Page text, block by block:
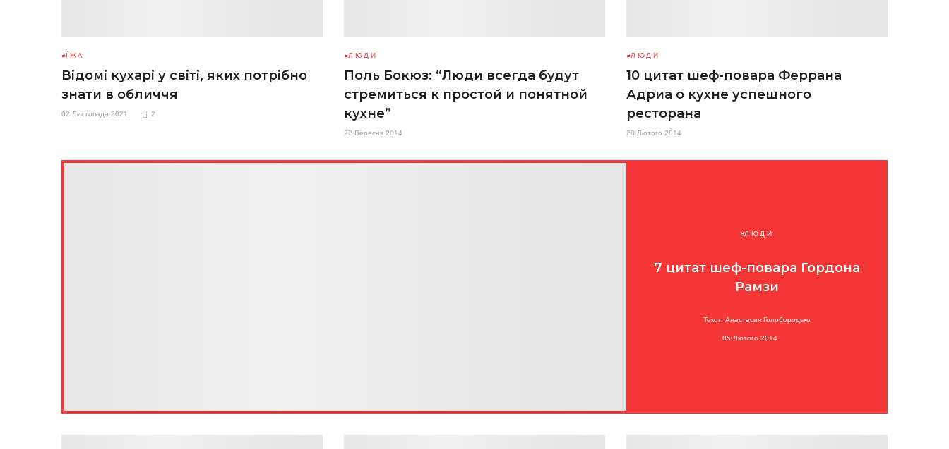
ЇЖА
Відомі кухарі у світі, яких потрібно
знати в обличчя
02 Листопада 2021 2
ЛЮДИ
Поль Бокюз: “Люди всегда будут
стремиться к простой и понятной
кухне”
22 Вересня 2014
ЛЮДИ
10 цитат шеф-повара Феррана
Адриа о кухне успешного
ресторана
28 Лютого 2014
ЛЮДИ
7 цитат шеф-повара Гордона
Рамзи
Текст: Анастасия Голобородько
05 Лютого 2014